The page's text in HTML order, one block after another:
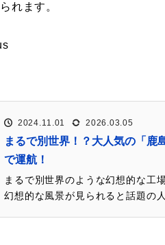
れます。
2024.11.01 2026.03.05
まるで別世界！？大人気の「鹿
で運航！
まるで別世界のような幻想的な工
幻想的な風景が見られると話題の